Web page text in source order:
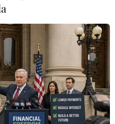
Zuckerberg
#công nghệ